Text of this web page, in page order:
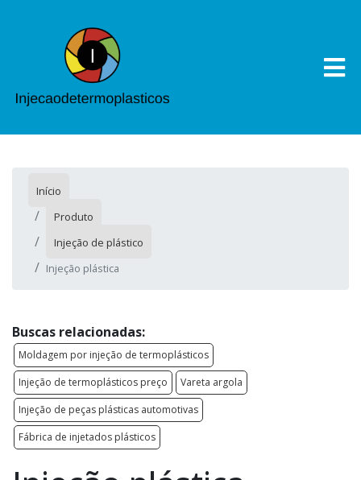
Início
Produto
Injeção de plástico
Injeção plástica
Buscas relacionadas:
Moldagem por injeção de termoplásticos
Injeção de termoplásticos preço
Vareta argola
Injeção de peças plásticas automotivas
Fábrica de injetados plásticos